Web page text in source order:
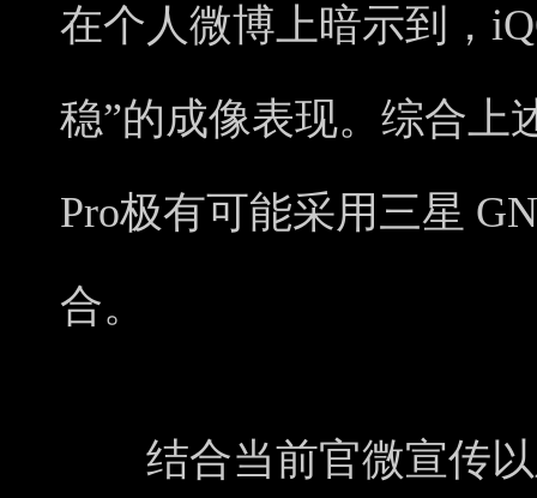
在个人微博上暗示到，
稳”的成像表现。综合上
Pro极有可能采用三星
合。
结合当前官微宣传以